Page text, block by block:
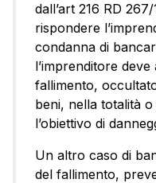
dall’art 216 RD
rispondere
condanna di
l’imprenditore
fallimento,
beni, nella totalità
l’obiettivo di
Un altro caso di
del fallimento,